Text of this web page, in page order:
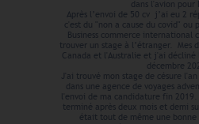
dans l'avion pour
Après l’envoi de 50 cv j’ai eu 2
c'est du "non a cause du covid" ou
Business commerce international
trouver un stage à l’étranger. Mes
Canada et l'Australie et j'ai
décembre
J'ai trouvé mon stage de césure
dans une agence de voyages
l'envoi de ma candidature fin
terminé après deux mois et demi
était tout de même une bonne